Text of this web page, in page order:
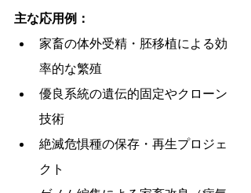
主な応用例：
家畜の体外受精・胚移植による効
率的な繁殖
優良系統の遺伝的固定やクローン
技術
絶滅危惧種の保存・再生プロジェ
クト